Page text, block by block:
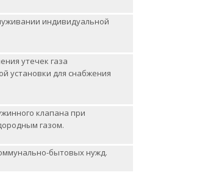
индивидуальной
утечек газа
установки для снабжения
клапана при
газом.
бытовых нужд.